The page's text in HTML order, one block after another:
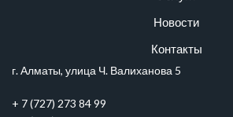
Новости
Контакты
г. Алматы, улица Ч. Валиханова 5
+ 7 (727) 273 84 99